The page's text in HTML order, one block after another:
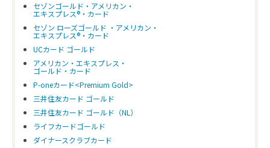
セゾンゴールド・アメリカン・
エキスプレス®・カード
セゾン ローズゴールド ・アメリカン・
エキスプレス®・カード
UCカード ゴールド
アメリカン・エキスプレス・
ゴールド・カード
P-oneカード<Premium Gold>
三井住友カード ゴールド
三井住友カード ゴールド（NL）
ライフカードゴールド
ダイナースクラブカード